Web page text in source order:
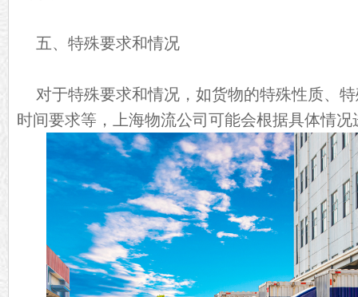
五、特殊要求和情况
对于特殊要求和情况，如货物的特殊性质、
时间要求等，上海物流公司可能会根据具体情